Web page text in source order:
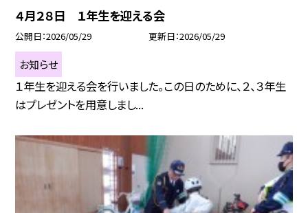
４月２８日 １年生を迎える会
公開日 2026/05/29 更新日 2026/05/29
お知らせ
１年生を迎える会を行いました。この日のために、２、３年生
はプレゼントを用意しまし...